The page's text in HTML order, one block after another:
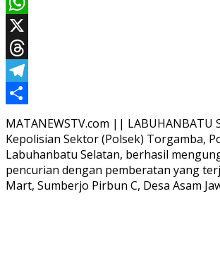
WhatsApp
X
Threads
Telegram
Share
MATANEWSTV.com || LABUHANBATU
Kepolisian Sektor (Polsek) Torgamba,
Labuhanbatu Selatan, berhasil
pencurian dengan pemberatan yang
Mart, Sumberjo Pirbun C, Desa Asam